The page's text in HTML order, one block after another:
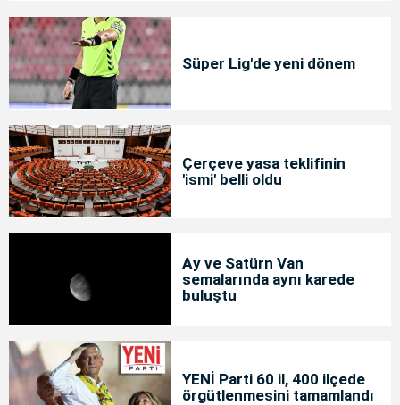
Süper Lig'de yeni dönem
Çerçeve yasa teklifinin
'ismi' belli oldu
Ay ve Satürn Van
semalarında aynı karede
buluştu
YENİ Parti 60 il, 400 ilçede
örgütlenmesini tamamlandı